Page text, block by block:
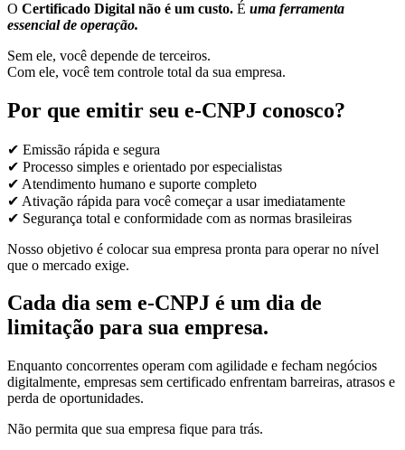
O Certificado Digital não é um custo. É uma ferramenta
essencial de operação.
Sem ele, você depende de terceiros.
Com ele, você tem controle total da sua empresa.
Por que emitir seu e-CNPJ conosco?
✔ Emissão rápida e segura
✔ Processo simples e orientado por especialistas
✔ Atendimento humano e suporte completo
✔ Ativação rápida para você começar a usar imediatamente
✔ Segurança total e conformidade com as normas brasileiras
Nosso objetivo é colocar sua empresa pronta para operar no nível
que o mercado exige.
Cada dia sem e-CNPJ é um dia de
limitação para sua empresa.
Enquanto concorrentes operam com agilidade e fecham negócios
digitalmente, empresas sem certificado enfrentam barreiras, atrasos e
perda de oportunidades.
Não permita que sua empresa fique para trás.